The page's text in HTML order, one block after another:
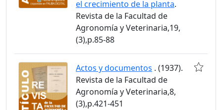
el crecimiento de la planta.
Revista de la Facultad de
Agronomía y Veterinaria,19,
(3),p.85-88
Actos y documentos . (1937).
Revista de la Facultad de
Agronomía y Veterinaria,8,
(3),p.421-451